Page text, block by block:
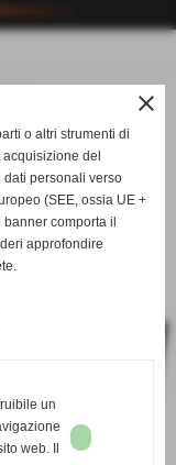
close
o altri strumenti di
del
dati personali verso
(SEE, ossia UE +
comporta il
approfondire
un
web. Il